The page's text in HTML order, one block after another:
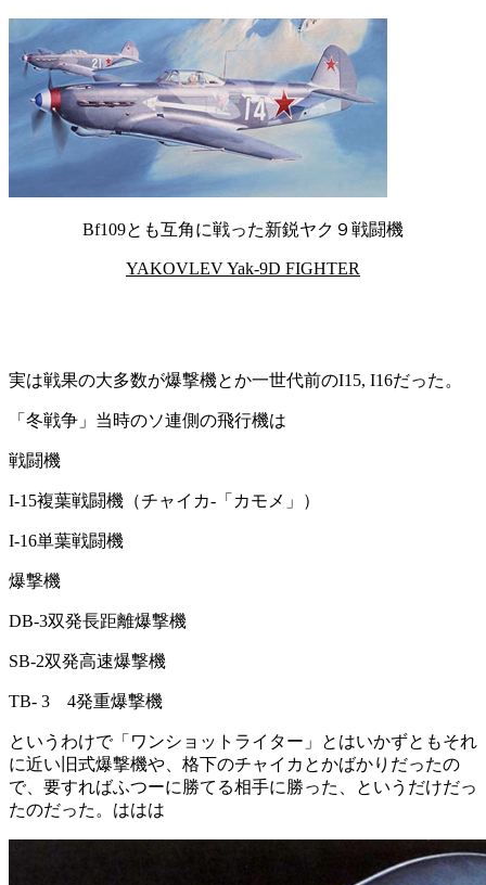
Bf109とも互角に戦った新鋭ヤク９戦闘機
YAKOVLEV Yak‐9D FIGHTER
実は戦果の大多数が爆撃機とか一世代前のI15, I16だった。
「冬戦争」当時のソ連側の飛行機は
戦闘機
I-15複葉戦闘機（チャイカ-「カモメ」）
I-16単葉戦闘機
爆撃機
DB-3双発長距離爆撃機
SB-2双発高速爆撃機
TB- 3 4発重爆撃機
というわけで「ワンショットライター」とはいかずともそれ
に近い旧式爆撃機や、格下のチャイカとかばかりだったの
で、要すればふつーに勝てる相手に勝った、というだけだっ
たのだった。ははは